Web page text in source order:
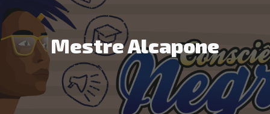
Mestre Alcapone